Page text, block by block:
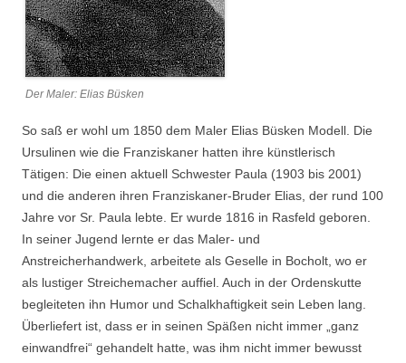
Der Maler: Elias Büsken
So saß er wohl um 1850 dem Maler Elias Büsken Modell. Die
Ursulinen wie die Franziskaner hatten ihre künstlerisch
Tätigen: Die einen aktuell Schwester Paula (1903 bis 2001)
und die anderen ihren Franziskaner-Bruder Elias, der rund 100
Jahre vor Sr. Paula lebte. Er wurde 1816 in Rasfeld geboren.
In seiner Jugend lernte er das Maler- und
Anstreicherhandwerk, arbeitete als Geselle in Bocholt, wo er
als lustiger Streichemacher auffiel. Auch in der Ordenskutte
begleiteten ihn Humor und Schalkhaftigkeit sein Leben lang.
Überliefert ist, dass er in seinen Späßen nicht immer „ganz
einwandfrei“ gehandelt hatte, was ihm nicht immer bewusst